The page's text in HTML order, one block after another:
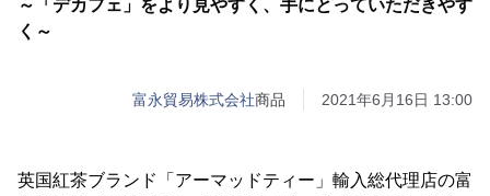
～「デカフェ」をより見やすく、手にとっていただきやす
く～
富永貿易株式会社商品 2021年6月16日 13:00
英国紅茶ブランド「アーマッドティー」輸入総代理店の富